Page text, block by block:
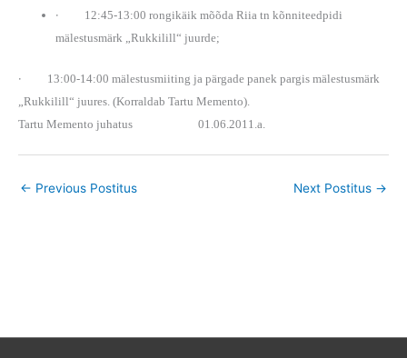
·
12:45-13:00 rongikäik mõõda Riia tn kõnniteedpidi
mälestusmärk „Rukkilill“ juurde;
·
13:00-14:00 mälestusmiiting ja pärgade panek pargis mälestusmärk
„Rukkilill“ juures. (Korraldab Tartu Memento).
Tartu Memento juhatus 01.06.2011.a.
← Previous Postitus Next Postitus →